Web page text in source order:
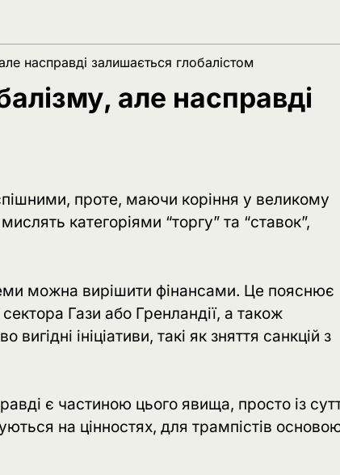
насправді залишається глобалістом
але насправді
проте, маючи коріння у великому
категоріями “торгу” та “ставок”,
можна вирішити фінансами. Це пояснює
сектора Гази або Гренландії, а також
ініціативи, такі як зняття санкцій з
є частиною цього явища, просто із
на цінностях, для трампістів